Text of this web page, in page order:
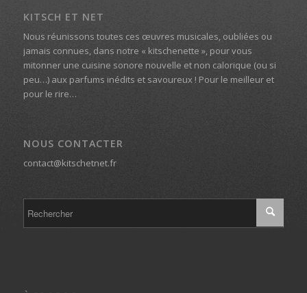
KITSCH ET NET
Nous réunissons toutes ces œuvres musicales, oubliées ou
jamais connues, dans notre « kitschenette », pour vous
mitonner une cuisine sonore nouvelle et non calorique (ou si
peu…) aux parfums inédits et savoureux ! Pour le meilleur et
pour le rire…
NOUS CONTACTER
contact@kitschetnet.fr